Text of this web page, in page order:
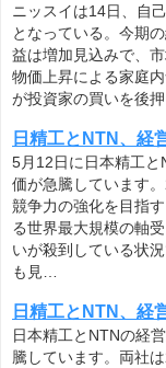
ニッスイは14日、自
となっている。今期
益は増加見込みで、
物価上昇による家庭
が投資家の買いを後
日精工とNTN、経
5月12日に日本精工
価が急騰しています
競争力の強化を目指
る世界最大規模の軸
いが殺到している状
も見…
日精工とNTN、経
日本精工とNTNの経
騰しています。両社